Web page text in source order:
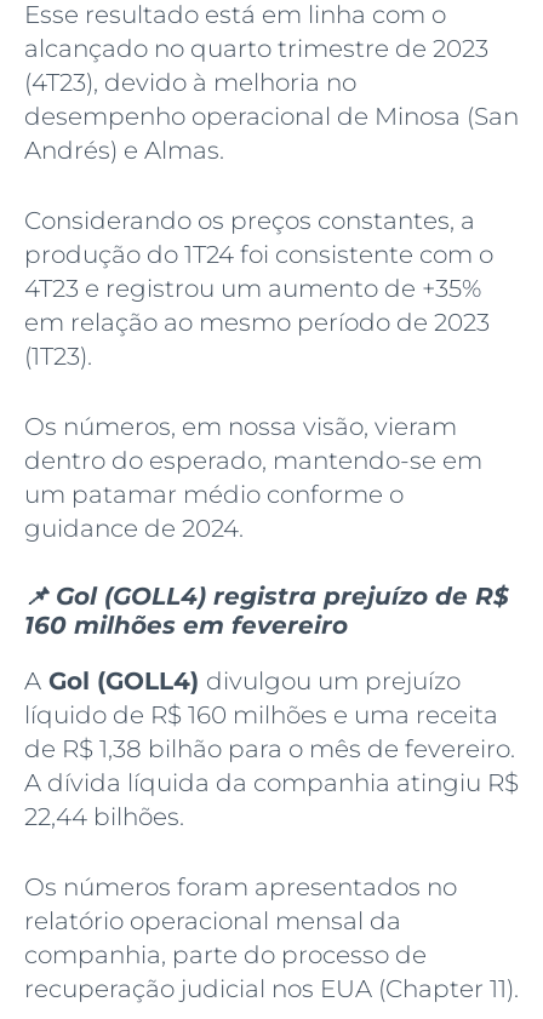
Esse resultado está em linha com o
alcançado no quarto trimestre de 2023
(4T23), devido à melhoria no
desempenho operacional de Minosa (San
Andrés) e Almas.
Considerando os preços constantes, a
produção do 1T24 foi consistente com o
4T23 e registrou um aumento de +35%
em relação ao mesmo período de 2023
(1T23).
Os números, em nossa visão, vieram
dentro do esperado, mantendo-se em
um patamar médio conforme o
guidance de 2024.
📌 Gol (GOLL4) registra prejuízo de R$
160 milhões em fevereiro
A Gol (GOLL4) divulgou um prejuízo
líquido de R$ 160 milhões e uma receita
de R$ 1,38 bilhão para o mês de fevereiro.
A dívida líquida da companhia atingiu R$
22,44 bilhões.
Os números foram apresentados no
relatório operacional mensal da
companhia, parte do processo de
recuperação judicial nos EUA (Chapter 11).